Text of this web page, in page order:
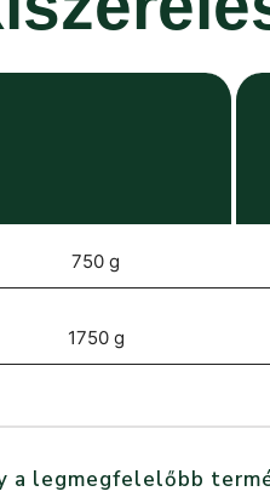
750 g
1750 g
a legmegfelelőbb